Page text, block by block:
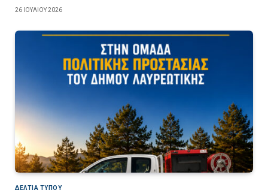
26 ΙΟΥΛΊΟΥ 2026
ΔΕΛΤΙΑ ΤΥΠΟΥ